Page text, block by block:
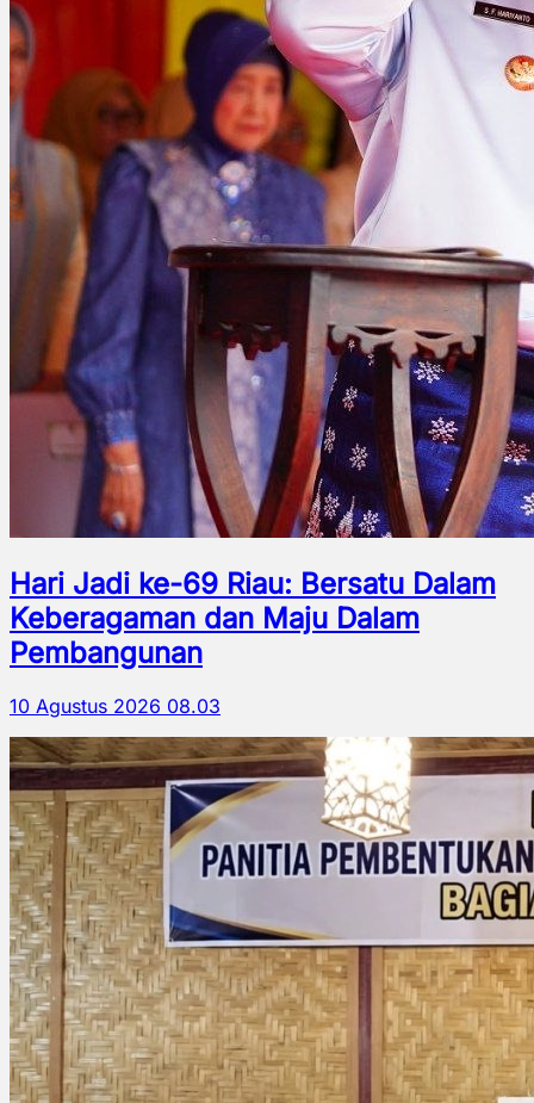
Hari Jadi ke-69 Riau: Bersatu Dalam
Keberagaman dan Maju Dalam
Pembangunan
10 Agustus 2026 08.03